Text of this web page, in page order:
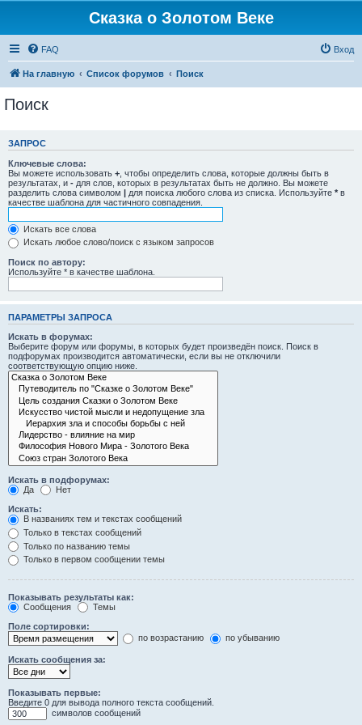
Сказка о Золотом Веке
FAQ Вход
На главную Список форумов Поиск
Поиск
ЗАПРОС
Ключевые слова:
Вы можете использовать + , чтобы определить слова, которые должны быть в
результатах, и - для слов, которых в результатах быть не должно. Вы можете
разделить слова символом | для поиска любого слова из списка. Используйте * в
качестве шаблона для частичного совпадения.
Искать все слова
Искать любое слово/поиск с языком запросов
Поиск по автору:
Используйте * в качестве шаблона.
ПАРАМЕТРЫ ЗАПРОСА
Искать в форумах:
Выберите форум или форумы, в которых будет произведён поиск. Поиск в
подфорумах производится автоматически, если вы не отключили
соответствующую опцию ниже.
Искать в подфорумах:
Да
Нет
Искать:
В названиях тем и текстах сообщений
Только в текстах сообщений
Только по названию темы
Только в первом сообщении темы
Показывать результаты как:
Сообщения
Темы
Поле сортировки:
по возрастанию
по убыванию
Искать сообщения за:
Показывать первые:
Введите 0 для вывода полного текста сообщений.
символов сообщений